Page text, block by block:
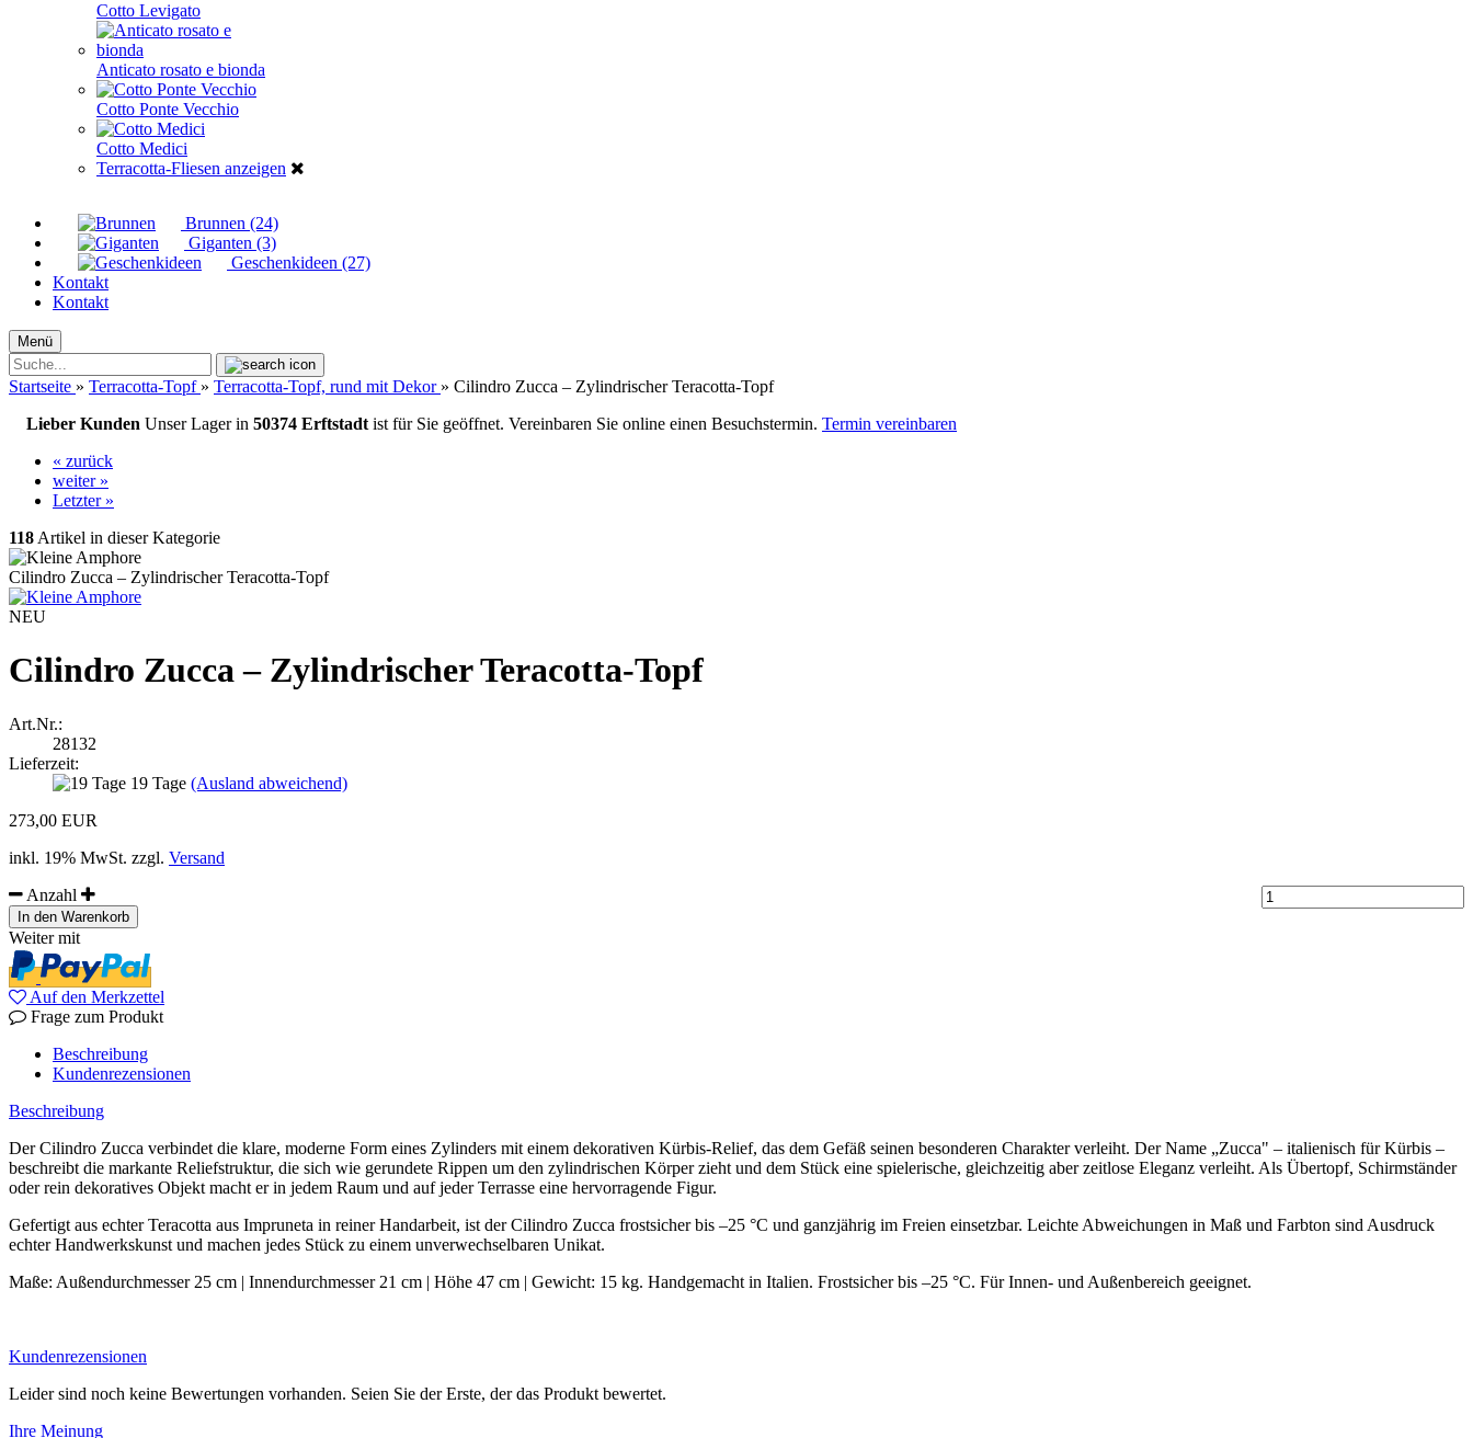
Cotto Levigato
Anticato rosato e bionda
Cotto Ponte Vecchio
Cotto Medici
Terracotta-Fliesen anzeigen
Brunnen (24)
Giganten (3)
Geschenkideen (27)
Kontakt
Kontakt
Menü
Suche...
Startseite » Terracotta-Topf » Terracotta-Topf, rund mit Dekor » Cilindro Zucca – Zylindrischer Teracotta-Topf
Lieber Kunden Unser Lager in 50374 Erftstadt ist für Sie geöffnet. Vereinbaren Sie online einen Besuchstermin. Termin vereinbaren
« zurück
weiter »
Letzter »
118 Artikel in dieser Kategorie
Cilindro Zucca – Zylindrischer Teracotta-Topf
NEU
Cilindro Zucca – Zylindrischer Teracotta-Topf
Art.Nr.:
28132
Lieferzeit:
19 Tage (Ausland abweichend)
273,00 EUR
inkl. 19% MwSt. zzgl. Versand
Anzahl
Weiter mit
Auf den Merkzettel
Frage zum Produkt
Beschreibung
Kundenrezensionen
Beschreibung
Der Cilindro Zucca verbindet die klare, moderne Form eines Zylinders mit einem dekorativen Kürbis-Relief, das dem Gefäß seinen besonderen Charakter verleiht. Der Name „Zucca" – italienisch für Kürbis –
beschreibt die markante Reliefstruktur, die sich wie gerundete Rippen um den zylindrischen Körper zieht und dem Stück eine spielerische, gleichzeitig aber zeitlose Eleganz verleiht. Als Übertopf, Schirmständer
oder rein dekoratives Objekt macht er in jedem Raum und auf jeder Terrasse eine hervorragende Figur.
Gefertigt aus echter Teracotta aus Impruneta in reiner Handarbeit, ist der Cilindro Zucca frostsicher bis –25 °C und ganzjährig im Freien einsetzbar. Leichte Abweichungen in Maß und Farbton sind Ausdruck
echter Handwerkskunst und machen jedes Stück zu einem unverwechselbaren Unikat.
Maße: Außendurchmesser 25 cm | Innendurchmesser 21 cm | Höhe 47 cm | Gewicht: 15 kg. Handgemacht in Italien. Frostsicher bis –25 °C. Für Innen- und Außenbereich geeignet.
Kundenrezensionen
Leider sind noch keine Bewertungen vorhanden. Seien Sie der Erste, der das Produkt bewertet.
Ihre Meinung